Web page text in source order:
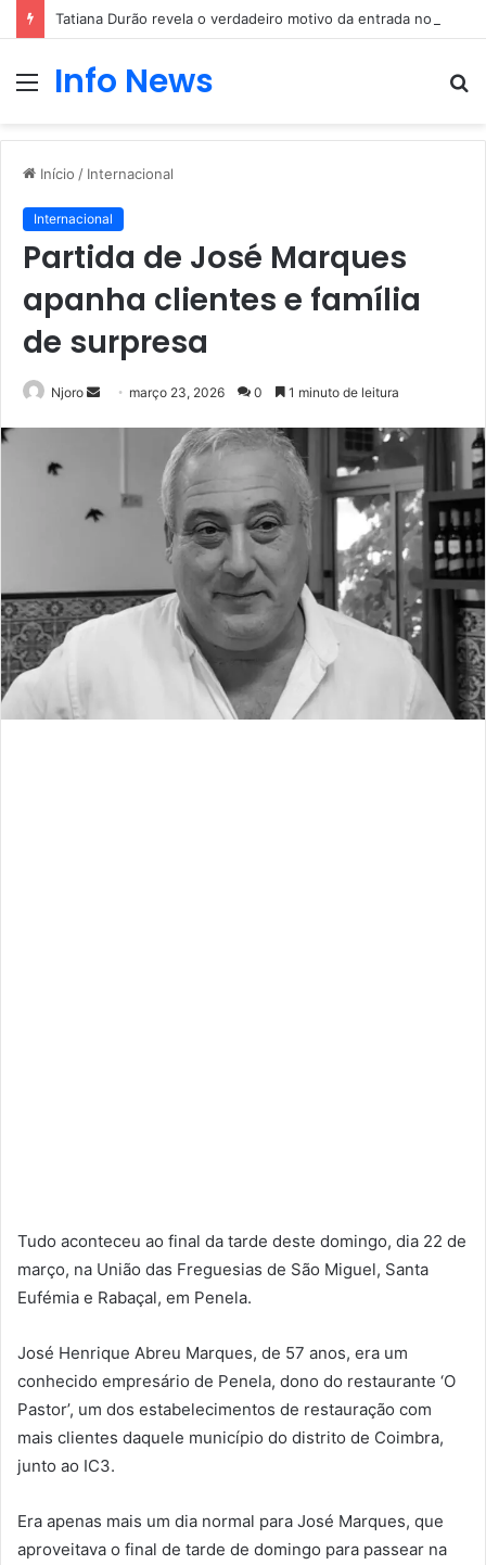
Menu
Info News
Início / Internacional
Internacional
Partida de José Marques
apanha clientes e família
de surpresa
Njoro
Mandemarço 23, 2026 0 1 minuto de leitura
Tudo aconteceu ao final da tarde deste domingo, dia 22 de
março, na União das Freguesias de São Miguel, Santa
Eufémia e Rabaçal, em Penela.
José Henrique Abreu Marques, de 57 anos, era um
conhecido empresário de Penela, dono do restaurante ‘O
Pastor’, um dos estabelecimentos de restauração com
mais clientes daquele município do distrito de Coimbra,
junto ao IC3.
Era apenas mais um dia normal para José Marques, que
aproveitava o final de tarde de domingo para passear na